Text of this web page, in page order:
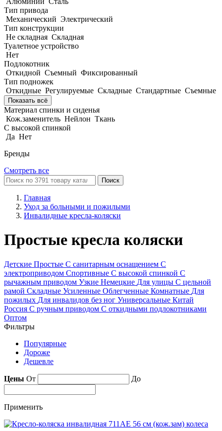
Тип привода
Механический Электрический
Тип конструкции
Не складная Складная
Туалетное устройство
Нет
Подлокотник
Откидной Съемный Фиксированный
Тип подножек
Откидные Регулируемые Складные Стандартные Съемные
Показать всё
Материал спинки и сиденья
Кож.заменитель Нейлон Ткань
С высокой спинкой
Да Нет
Бренды
Смотреть все
Поиск
Главная
Уход за больными и пожилыми
Инвалидные кресла-коляски
Простые кресла коляски
Детские Простые С санитарным оснащением С
электроприводом Спортивные С высокой спинкой С
рычажным приводом Узкие Немецкие Для улицы С цельной
рамой Складные Усиленные Облегченные Комнатные Для
пожилых Для инвалидов без ног Универсальные Китай
Россия С ручным приводом С откидными подлокотниками
Оптом
Фильтры
Популярные
Дороже
Дешевле
Цены От До
Применить